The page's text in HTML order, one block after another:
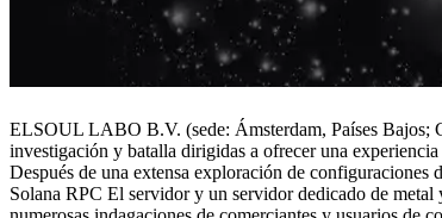
ELSOUL LABO B.V. (sede: Ámsterdam, Países Bajos;
investigación y batalla dirigidas a ofrecer una
Después de una extensa exploración de
Solana RPC El servidor y un servidor dedicado de